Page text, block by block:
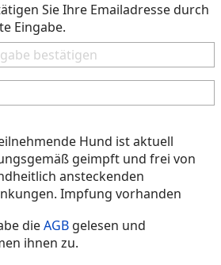
Sie Ihre Emailadresse durch
Eingabe.
Hund ist aktuell
geimpft und frei von
ansteckenden
Impfung vorhanden
dieAGB gelesen und
ihnen zu.